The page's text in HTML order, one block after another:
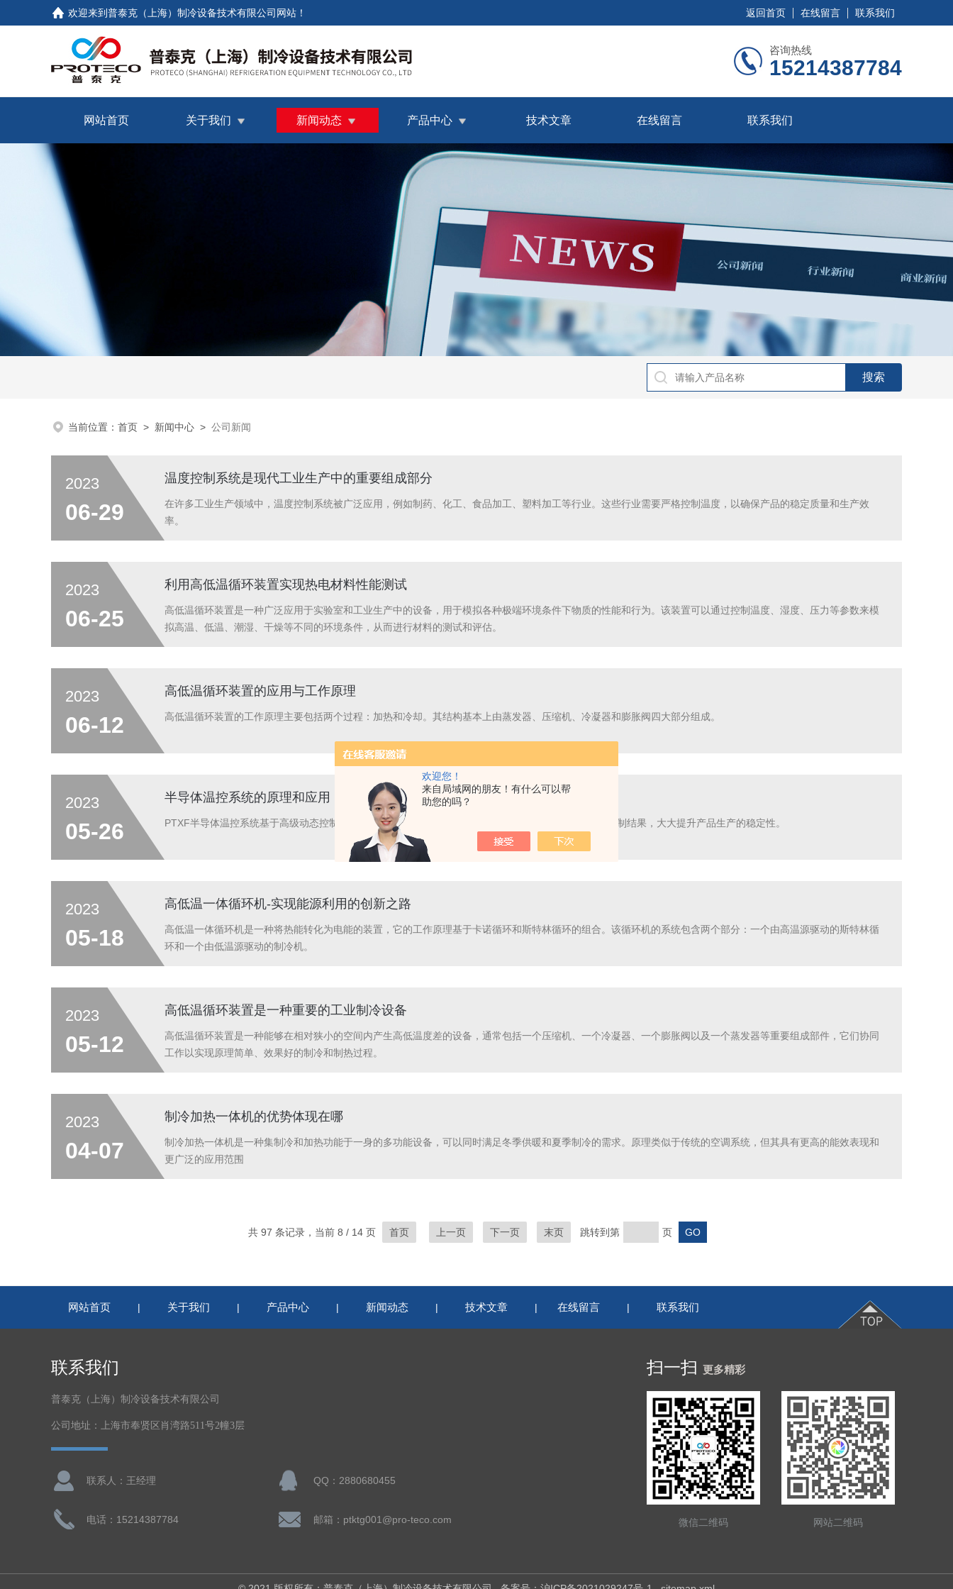
欢迎您！
来自局域网的朋友！有什么可以帮
助您的吗？
欢迎来到普泰克（上海）制冷设备技术有限公司网站！ 返回首页 在线留言 联系我们
咨询热线
15214387784
网站首页 关于我们 新闻动态 产品中心 技术文章 在线留言 联系我们
当前位置： 首页 > 新闻中心 > 公司新闻
2023
06-29
温度控制系统是现代工业生产中的重要组成部分
在许多工业生产领域中，温度控制系统被广泛应用，例如制药、化工、食品加工、塑料加工等行业。这些行业需要严格控制温度，以确保产品的稳定质量和生产效
率。
2023
06-25
利用高低温循环装置实现热电材料性能测试
高低温循环装置是一种广泛应用于实验室和工业生产中的设备，用于模拟各种极端环境条件下物质的性能和行为。该装置可以通过控制温度、湿度、压力等参数来模
拟高温、低温、潮湿、干燥等不同的环境条件，从而进行材料的测试和评估。
2023
06-12
高低温循环装置的应用与工作原理
高低温循环装置的工作原理主要包括两个过程：加热和冷却。其结构基本上由蒸发器、压缩机、冷凝器和膨胀阀四大部分组成。
2023
05-26
半导体温控系统的原理和应用
PTXF半导体温控系统基于高级动态控制系统，同时采用进口铂电阻温度传感器，每次都能实现一致的控制结果，大大提升产品生产的稳定性。
2023
05-18
高低温一体循环机-实现能源利用的创新之路
高低温一体循环机是一种将热能转化为电能的装置，它的工作原理基于卡诺循环和斯特林循环的组合。该循环机的系统包含两个部分：一个由高温源驱动的斯特林循
环和一个由低温源驱动的制冷机。
2023
05-12
高低温循环装置是一种重要的工业制冷设备
高低温循环装置是一种能够在相对狭小的空间内产生高低温度差的设备，通常包括一个压缩机、一个冷凝器、一个膨胀阀以及一个蒸发器等重要组成部件，它们协同
工作以实现原理简单、效果好的制冷和制热过程。
2023
04-07
制冷加热一体机的优势体现在哪
制冷加热一体机是一种集制冷和加热功能于一身的多功能设备，可以同时满足冬季供暖和夏季制冷的需求。原理类似于传统的空调系统，但其具有更高的能效表现和
更广泛的应用范围
共 97 条记录，当前 8 / 14 页 首页 上一页 下一页 末页 跳转到第 页
网站首页 | 关于我们 | 产品中心 | 新闻动态 | 技术文章 | 在线留言 | 联系我们
联系我们
普泰克（上海）制冷设备技术有限公司
公司地址：上海市奉贤区肖湾路511号2幢3层
联系人：王经理 QQ：2880680455
电话：15214387784 邮箱：ptktg001@pro-teco.com
扫一扫 更多精彩
微信二维码 网站二维码